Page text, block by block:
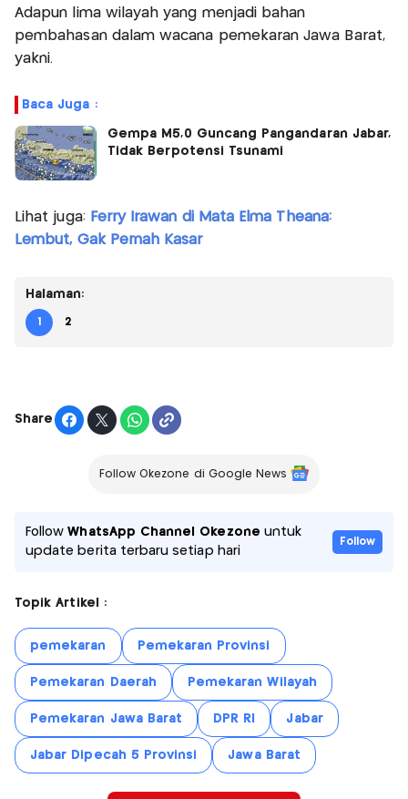
Adapun lima wilayah yang menjadi bahan
pembahasan dalam wacana pemekaran Jawa Barat,
yakni.
Baca Juga :
Gempa M5,0 Guncang Pangandaran Jabar,
Tidak Berpotensi Tsunami
Lihat juga: Ferry Irawan di Mata Elma Theana:
Lembut, Gak Pernah Kasar
Halaman:
1 2
Share
Follow Okezone di Google News
FollowWhatsApp Channel Okezone untuk
update berita terbaru setiap hari
Follow
Topik Artikel :
pemekaran Pemekaran Provinsi
Pemekaran Daerah Pemekaran Wilayah
Pemekaran Jawa Barat DPR RI Jabar
Jabar Dipecah 5 Provinsi Jawa Barat